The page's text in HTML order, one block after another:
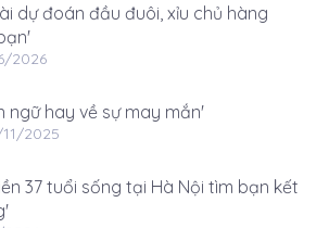
dự đoán đầu đuôi, xỉu chủ hàng
2026
ngữ hay về sự may mắn'
2025
37 tuổi sống tại Hà Nội tìm bạn kết